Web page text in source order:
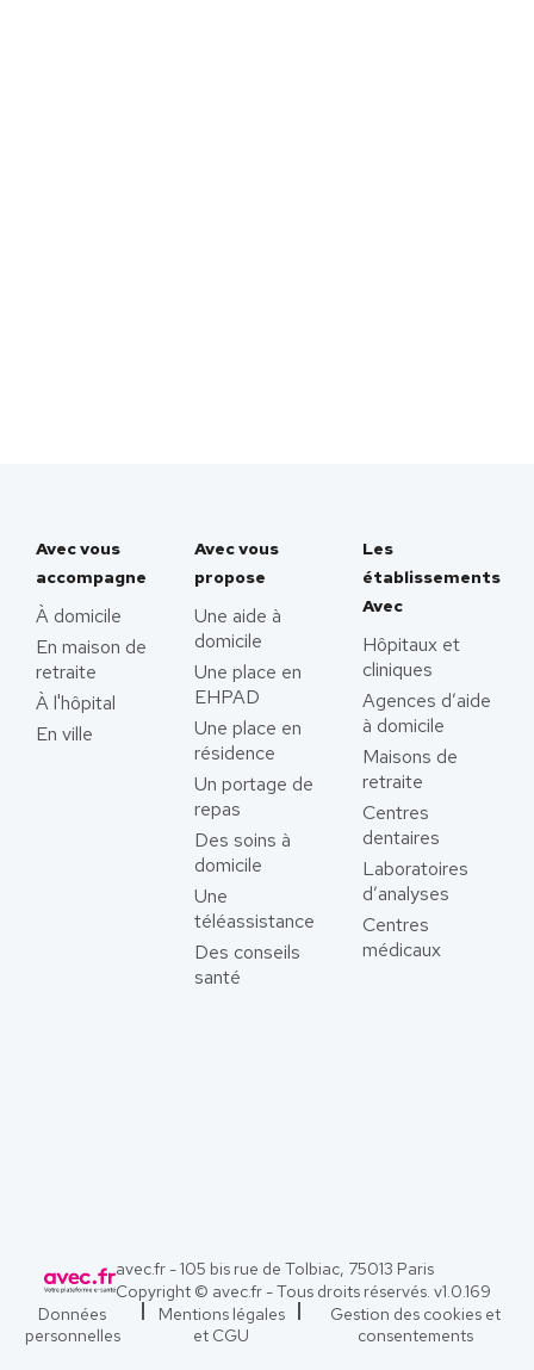
Avec vous
accompagne
À domicile
En maison de
retraite
À l'hôpital
En ville
Avec vous
propose
Une aide à
domicile
Une place en
EHPAD
Une place en
résidence
Un portage de
repas
Des soins à
domicile
Une
téléassistance
Des conseils
santé
Les
établissements
Avec
Hôpitaux et
cliniques
Agences d’aide
à domicile
Maisons de
retraite
Centres
dentaires
Laboratoires
d’analyses
Centres
médicaux
avec.fr - 105 bis rue de Tolbiac, 75013 Paris
Copyright © avec.fr - Tous droits réservés. v1.0.169
Données
personnelles
Mentions légales
et CGU
Gestion des cookies et
consentements